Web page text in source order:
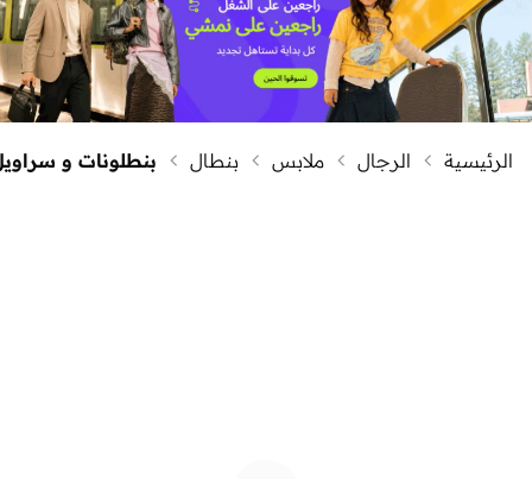
الرئيسية الرجال ملابس بنطال بنطلونات و